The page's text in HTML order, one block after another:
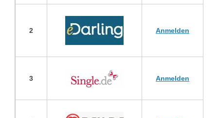
2 Anmelden
3 Anmelden